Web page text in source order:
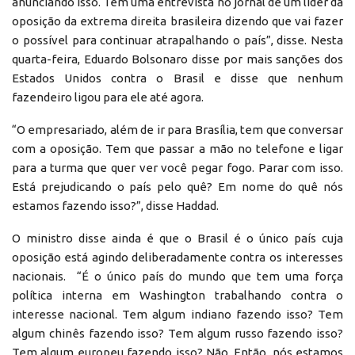
oposição da extrema direita brasileira dizendo que vai fazer
o possível para continuar atrapalhando o país”, disse. Nesta
quarta-feira, Eduardo Bolsonaro disse por mais sanções dos
Estados Unidos contra o Brasil e disse que nenhum
fazendeiro ligou para ele até agora.
“O empresariado, além de ir para Brasília, tem que conversar
com a oposição. Tem que passar a mão no telefone e ligar
para a turma que quer ver você pegar fogo. Parar com isso.
Está prejudicando o país pelo quê? Em nome do quê nós
estamos fazendo isso?”, disse Haddad.
O ministro disse ainda é que o Brasil é o único país cuja
oposição está agindo deliberadamente contra os interesses
nacionais. “É o único país do mundo que tem uma força
política interna em Washington trabalhando contra o
interesse nacional. Tem algum indiano fazendo isso? Tem
algum chinês fazendo isso? Tem algum russo fazendo isso?